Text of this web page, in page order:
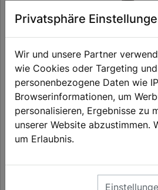
Privatsphäre
Wir und unsere Partner
wie Cookies oder Targeting
personenbezogene Daten wie
Browserinformationen, um
personalisieren, Ergebnisse zu
unserer Website abzustimmen.
um Erlaubnis.
In